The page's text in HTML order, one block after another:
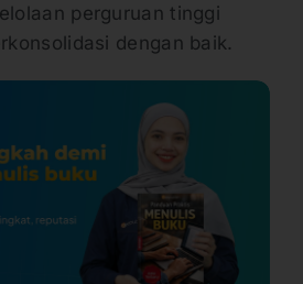
perguruan tinggi
dengan baik.